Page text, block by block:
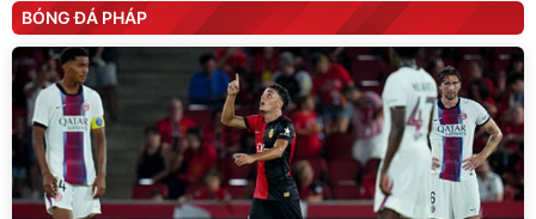
BÓNG ĐÁ PHÁP